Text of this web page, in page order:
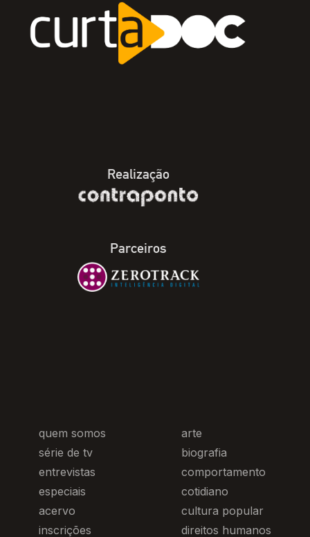
Realização
Parceiros
quem somos
série de tv
entrevistas
especiais
acervo
inscrições
arte
biografia
comportamento
cotidiano
cultura popular
direitos humanos